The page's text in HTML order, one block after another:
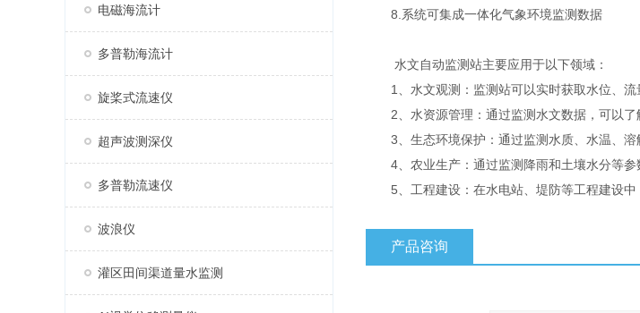
电磁海流计
多普勒海流计
旋桨式流速仪
超声波测深仪
多普勒流速仪
波浪仪
灌区田间渠道量水监测
8.系统可集成一体化气象环境监测数据
水文自动监测站主要应用于以下领域：
1、水文观测：监测站可以实时获取水位、流
2、水资源管理：通过监测水文数据，可以了
3、生态环境保护：通过监测水质、水温、溶
4、农业生产：通过监测降雨和土壤水分等参
5、工程建设：在水电站、堤防等工程建设中
产品咨询